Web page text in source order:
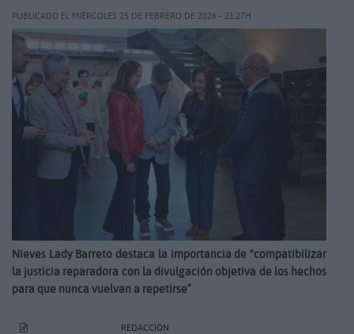
PUBLICADO EL MIÉRCOLES 25 DE FEBRERO DE 2026 - 21:27H
Nieves Lady Barreto destaca la importancia de “compatibilizar
la justicia reparadora con la divulgación objetiva de los hechos
para que nunca vuelvan a repetirse”
REDACCIÓN